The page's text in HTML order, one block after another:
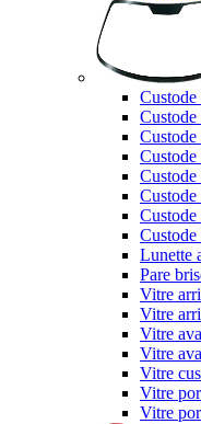
Custode
Custode
Custode
Custode
Lunette
Pare
Vitre
Vitre
Vitre
Vitre
Vitre
Vitre
Vitre